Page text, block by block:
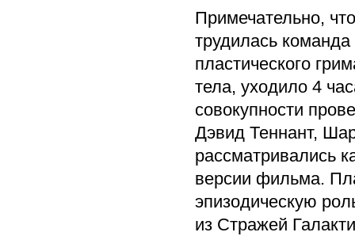
Примечательно,
трудилась
пластического
тела, уходило 4
совокупности
Дэвид Теннант,
рассматривались
версии фильма.
эпизодическую
из Стражей